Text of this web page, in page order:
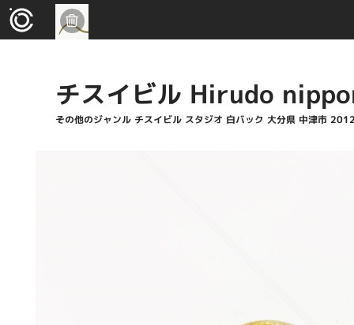
チスイビル Hirudo
その他のジャンル チスイビル スタジオ 白バック 大分県 中津市